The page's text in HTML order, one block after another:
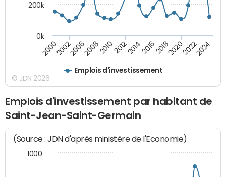
Emplois d'investissement
200020022006200820102012201420162018202020222024
0k
200k
© JDN 2026
Emplois d'investissement par habitant de
Saint-Jean-Saint-Germain
(Source : JDN d'après ministère de l'Economie)
1000